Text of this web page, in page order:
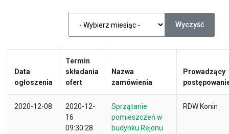
Wyczyść
Data
ogłoszenia
Termin
składania
ofert
Nazwa
zamówienia
Prowadzący
2020-12-08
2020-12-
16
09:30:28
Sprzątanie
pomieszczeń w
budynku Rejonu
RDW Konin